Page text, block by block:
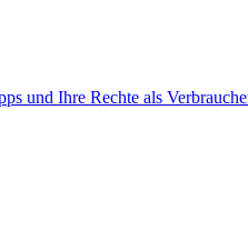
und Ihre Rechte als